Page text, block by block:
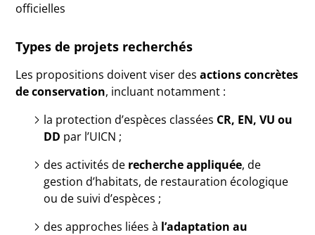
officielles
Types de projets recherchés
Les propositions doivent viser desactions concrètes
de conservation, incluant notamment :
la protection d’espèces classées CR, EN, VU ou
DD par l’UICN ;
des activités de recherche appliquée, de
gestion d’habitats, de restauration écologique
ou de suivi d’espèces ;
des approches liées à l’adaptation au